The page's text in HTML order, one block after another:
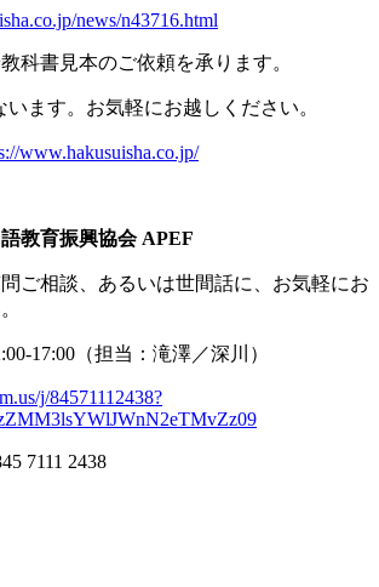
news/n43716.html
科書見本のご依頼を承ります。
います。お気軽にお越しください。
www.hakusuisha.co.jp/
教育振興協会APEF
ご相談、あるいは世間話に、お気軽にお
17:00 （担当：滝澤／深川）
j/84571112438?
7111 2438